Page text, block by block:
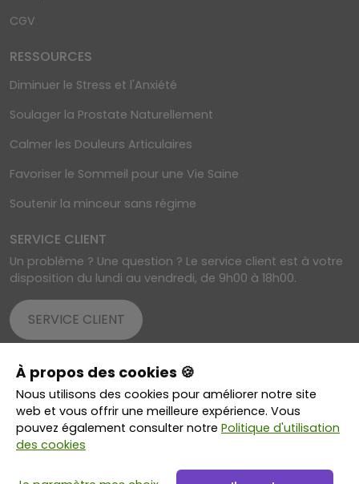
CGV
RESSOURCES
Diminuer le Stress et l'Anxiété
Soulager la Prostate Naturellement
Calmer les Douleurs Articulaires
Favoriser le Sommeil pour une Vie Saine
Soutenir la minceur sans régime
SERVICE CLIENT
Un problème ? Une question ? Le service client est à votre
disposition du lundi au vendredi, de 9h00 à 18h00.
SERVICE CLIENT
© 2026 VitaBoutik - Tous droits réservés
Transactions sécurisées grâce au cryptage SSL
À propos des cookies 🍪
Nous utilisons des cookies pour améliorer notre site
web et vous offrir une meilleure expérience. Vous
pouvez également consulter notre Politique d'utilisation
des cookies